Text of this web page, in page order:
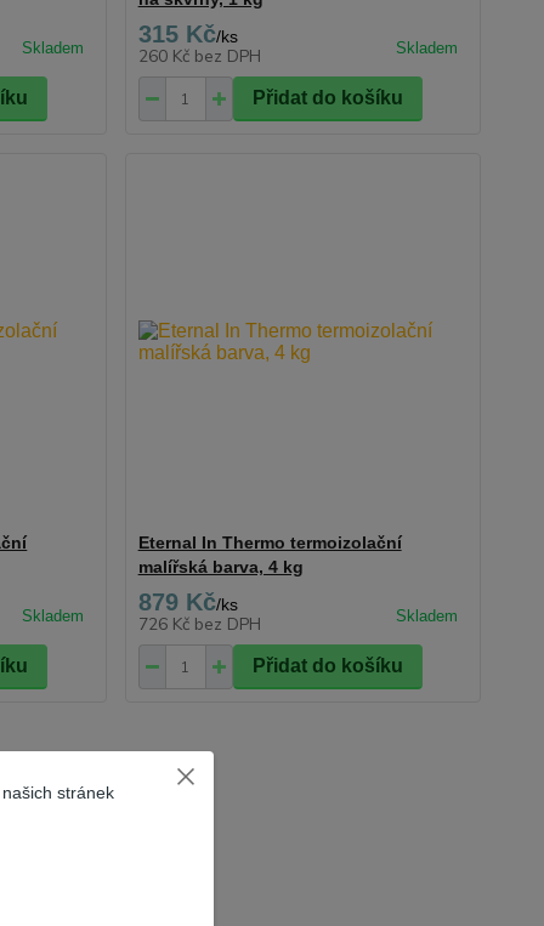
315 Kč/ks
260 Kč bez DPH
Přidat do košíku
Eternal In Thermo termoizolační
malířská barva, 4 kg
879 Kč/ks
726 Kč bez DPH
Přidat do košíku
stránek